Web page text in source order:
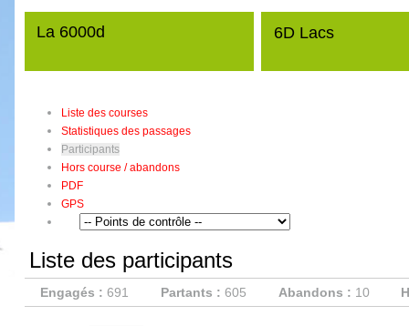
La 6000d 6D Lacs
Liste des courses
Statistiques des passages
Participants
Hors course / abandons
PDF
GPS
Liste des participants
Engagés : 691 Partants : 605 Abandons : 10